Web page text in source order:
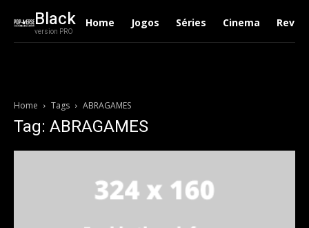
Black
version PRO
Home Jogos Séries Cinema
Home Tags ABRAGAMES
Tag: ABRAGAMES